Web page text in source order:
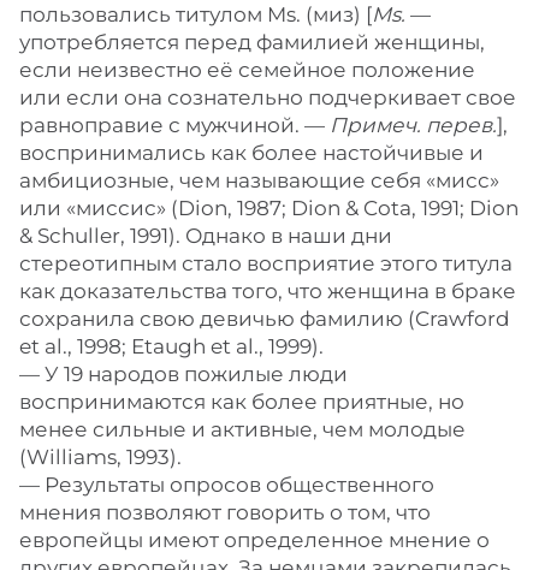
пользовались титулом Ms. (миз) [Ms. —
употребляется перед фамилией женщины,
если неизвестно её семейное положение
или если она сознательно подчеркивает свое
равноправие с мужчиной. — Примеч. перев.],
воспринимались как более настойчивые и
амбициозные, чем называющие себя «мисс»
или «миссис» (Dion, 1987; Dion & Cota, 1991; Dion
& Schuller, 1991). Однако в наши дни
стереотипным стало восприятие этого титула
как доказательства того, что женщина в браке
сохранила свою девичью фамилию (Crawford
et al., 1998; Etaugh et al., 1999).
— У 19 народов пожилые люди
воспринимаются как более приятные, но
менее сильные и активные, чем молодые
(Williams, 1993).
— Результаты опросов общественного
мнения позволяют говорить о том, что
европейцы имеют определенное мнение о